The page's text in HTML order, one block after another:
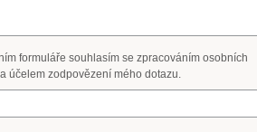
formuláře souhlasím se zpracováním osobních
účelem zodpovězení mého dotazu.